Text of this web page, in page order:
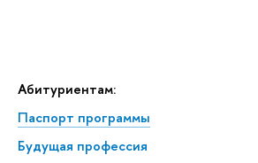
Абитуриентам:
Паспорт программы
Будущая профессия